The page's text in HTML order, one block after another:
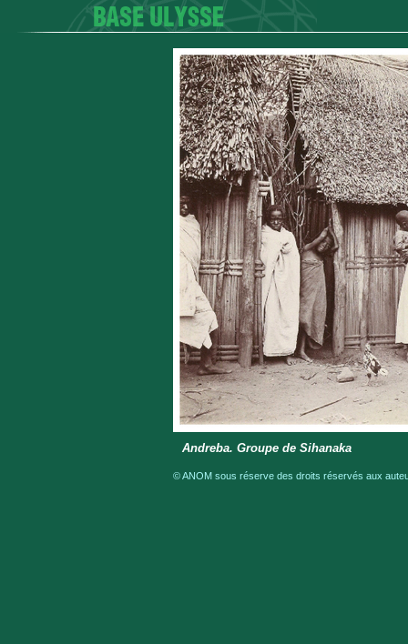
Andreba. Groupe de Sihanaka
© ANOM sous réserve des droits réservés aux